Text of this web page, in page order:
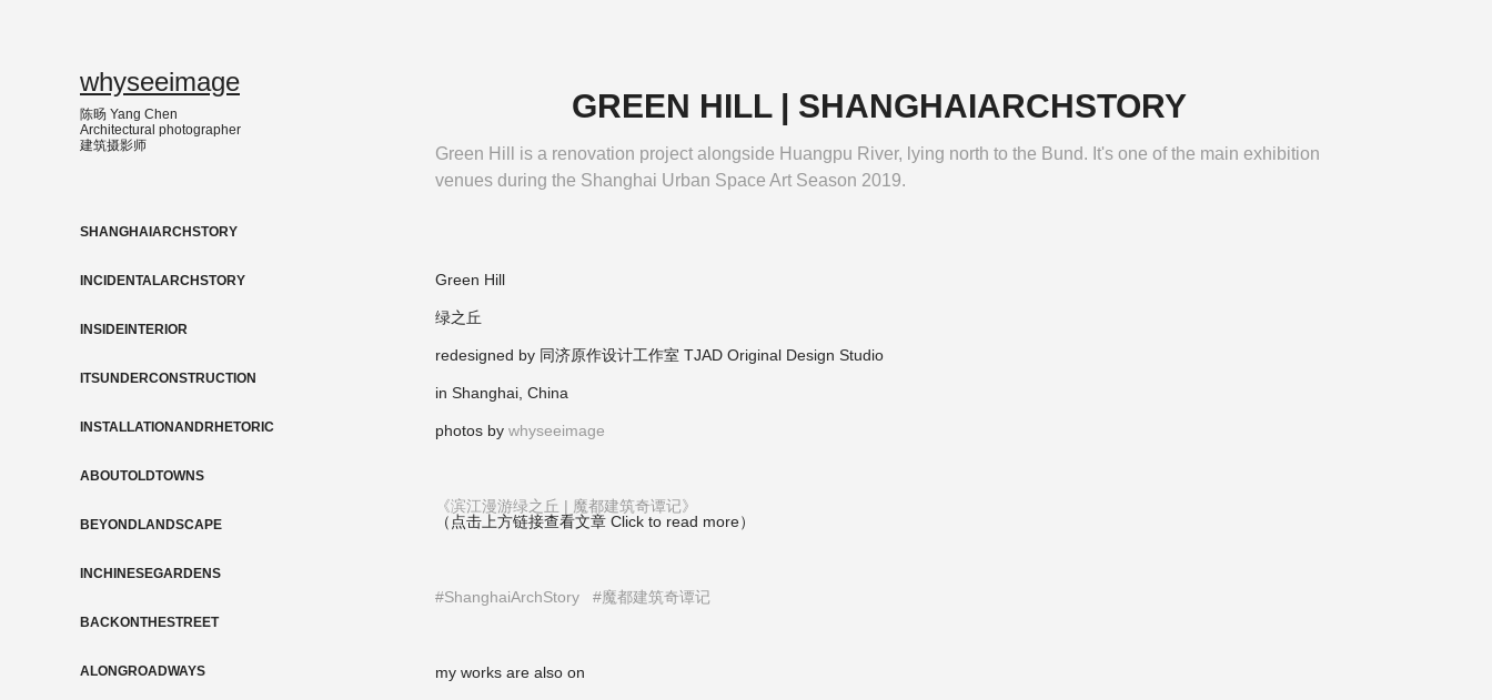
whyseeimage
陈旸 Yang Chen
Architectural photographer
建筑摄影师
SHANGHAIARCHSTORY
INCIDENTALARCHSTORY
INSIDEINTERIOR
ITSUNDERCONSTRUCTION
INSTALLATIONANDRHETORIC
ABOUTOLDTOWNS
BEYONDLANDSCAPE
INCHINESEGARDENS
BACKONTHESTREET
ALONGROADWAYS
GREEN HILL | SHANGHAIARCHSTORY
Green Hill is a renovation project alongside Huangpu River, lying north to the Bund. It's one of the main exhibition
venues during the Shanghai Urban Space Art Season 2019.
Green Hill
绿之丘
redesigned by 同济原作设计工作室 TJAD Original Design Studio
in Shanghai, China
photos by whyseeimage
《滨江漫游绿之丘 | 魔都建筑奇谭记》
（点击上方链接查看文章 Click to read more）
#ShanghaiArchStory #魔都建筑奇谭记
my works are also on